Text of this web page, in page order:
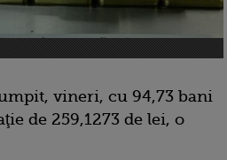
vineri, cu 94,73 bani
de 259,1273 de lei, o